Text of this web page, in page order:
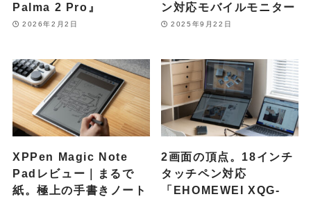
Palma 2 Pro』
2026年2月2日
ン対応モバイルモニター
2025年9月22日
XPPen Magic Note
Padレビュー｜まるで
紙。極上の手書きノート
2画面の頂点。18インチ
タッチペン対応
「EHOMEWEI XQG-